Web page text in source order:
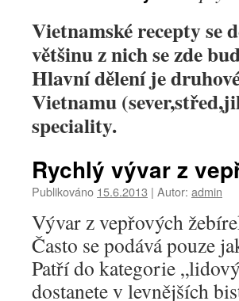
Vietnamské recepty se
většinu z nich se zde
Hlavní dělení je
Vietnamu
speciality.
Rychlý vývar z
Publikováno 15.6.2013 | Autor: admin
Vývar z vepřových
Často se podává pouze
Patří do kategorie
dostanete v levnějších